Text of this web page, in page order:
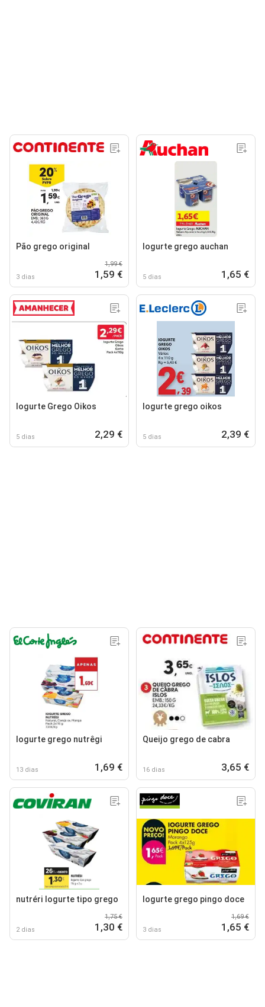
Pão grego original
3 dias
1,99 €
1,59 €
logurte grego auchan
5 dias 1,65 €
Iogurte Grego Oikos
5 dias 2,29 €
Iogurte grego oikos
5 dias 2,39 €
Iogurte grego nutrêgi
13 dias 1,69 €
Queijo grego de cabra
16 dias 3,65 €
nutréri logurte tipo grego
2 dias
1,75 €
1,30 €
Iogurte grego pingo doce
3 dias
1,69 €
1,65 €